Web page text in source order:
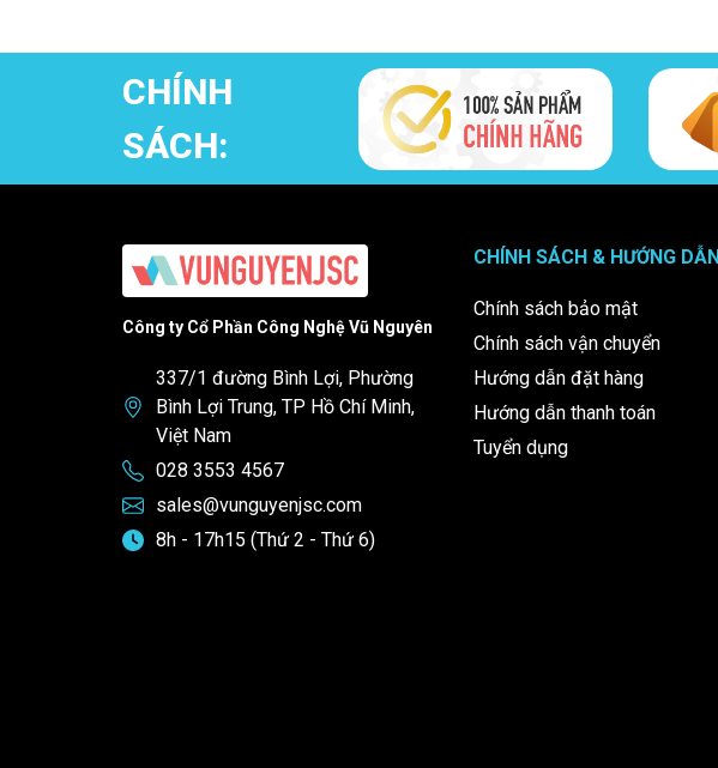
CHÍNH
SÁCH:
Công ty Cổ Phần Công Nghệ Vũ Nguyên
337/1 đường Bình Lợi, Phường
Bình Lợi Trung, TP Hồ Chí Minh,
Việt Nam
028 3553 4567
sales@vunguyenjsc.com
8h - 17h15 (Thứ 2 - Thứ 6)
CHÍNH SÁCH & HƯỚNG DẪN
Chính sách bảo mật
Chính sách vận chuyển
Hướng dẫn đặt hàng
Hướng dẫn thanh toán
Tuyển dụng